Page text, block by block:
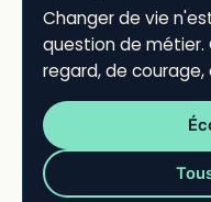
Changer de vie
question de métier.
regard, de